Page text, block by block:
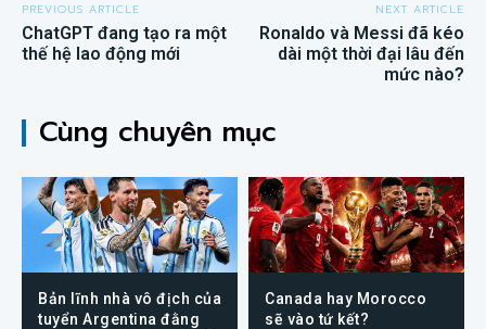
PREVIOUS ARTICLE
ChatGPT đang tạo ra một
thế hệ lao động mới
NEXT ARTICLE
Ronaldo và Messi đã kéo
dài một thời đại lâu đến
mức nào?
Cùng chuyên mục
Bản lĩnh nhà vô địch của
tuyển Argentina đằng
Canada hay Morocco
sẽ vào tứ kết?